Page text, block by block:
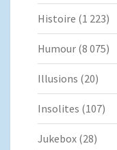
Histoire (1 223)
Humour (8 075)
Illusions (20)
Insolites (107)
Jukebox (28)